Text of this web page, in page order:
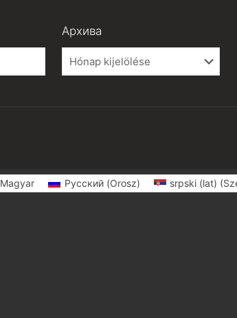
Архива
Magyar Русский(Orosz) srpski (lat) (